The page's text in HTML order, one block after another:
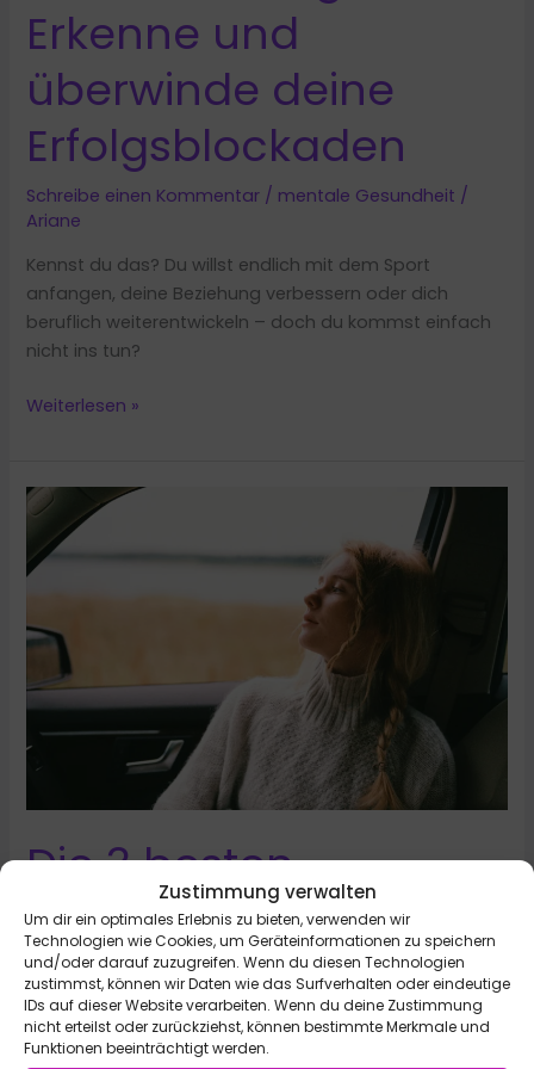
Zustimmung verwalten
Um dir ein optimales Erlebnis zu bieten, verwenden wir
Technologien wie Cookies, um Geräteinformationen zu speichern
und/oder darauf zuzugreifen. Wenn du diesen Technologien
zustimmst, können wir Daten wie das Surfverhalten oder eindeutige
IDs auf dieser Website verarbeiten. Wenn du deine Zustimmung
nicht erteilst oder zurückziehst, können bestimmte Merkmale und
Funktionen beeinträchtigt werden.
Erkenne und
überwinde deine
Erfolgsblockaden
Schreibe einen Kommentar / mentale Gesundheit /
Ariane
Kennst du das? Du willst endlich mit dem Sport
anfangen, deine Beziehung verbessern oder dich
beruflich weiterentwickeln – doch du kommst einfach
nicht ins tun?
Selbstsabotage:
überwinde
deine
Erfolgsblockaden
Weiterlesen »
Die 3 besten
Methoden, um
schwierige
Entscheidungen zu